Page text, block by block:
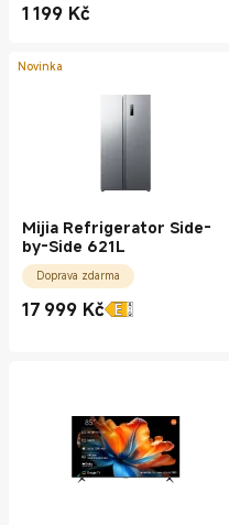
1 199 Kč
Current Price Kč1199.00
Novinka
Mijia Refrigerator Side-
by-Side 621L
Doprava zdarma
17 999 Kč
Current Price Kč17999.00